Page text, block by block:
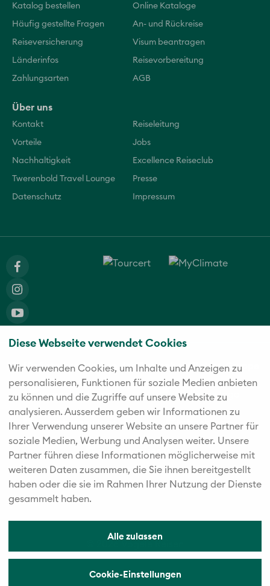
Diese Webseite verwendet Cookies
Wir verwenden Cookies, um Inhalte und Anzeigen zu
personalisieren, Funktionen für soziale Medien anbieten
zu können und die Zugriffe auf unsere Website zu
analysieren. Außerdem geben wir Informationen zu
Ihrer Verwendung unserer Website an unsere Partner für
soziale Medien, Werbung und Analysen weiter. Unsere
Partner führen diese Informationen möglicherweise mit
weiteren Daten zusammen, die Sie ihnen bereitgestellt
haben oder die sie im Rahmen Ihrer Nutzung der Dienste
gesammelt haben.
Alle zulassen
Cookie-Einstellungen
Katalog bestellen Online Kataloge
Häufig gestellte Fragen An- und Rückreise
Reiseversicherung Visum beantragen
Länderinfos Reisevorbereitung
Zahlungsarten AGB
Über uns
Kontakt Reiseleitung
Vorteile Jobs
Nachhaltigkeit Excellence Reiseclub
Twerenbold Travel Lounge Presse
Datenschutz Impressum
Die fünf starken Marken der Twerenbold Reisen Gruppe